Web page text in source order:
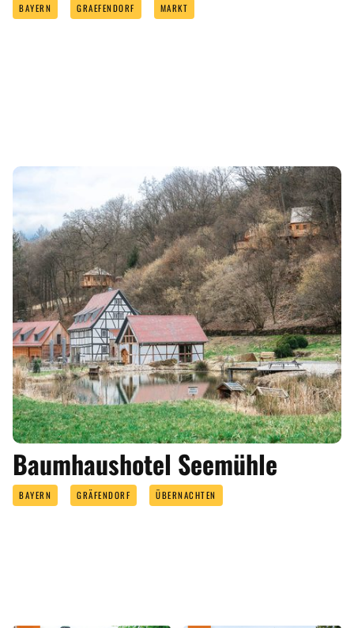
BAYERN GRAEFENDORF MARKT
Baumhaushotel Seemühle
BAYERN GRÄFENDORF ÜBERNACHTEN